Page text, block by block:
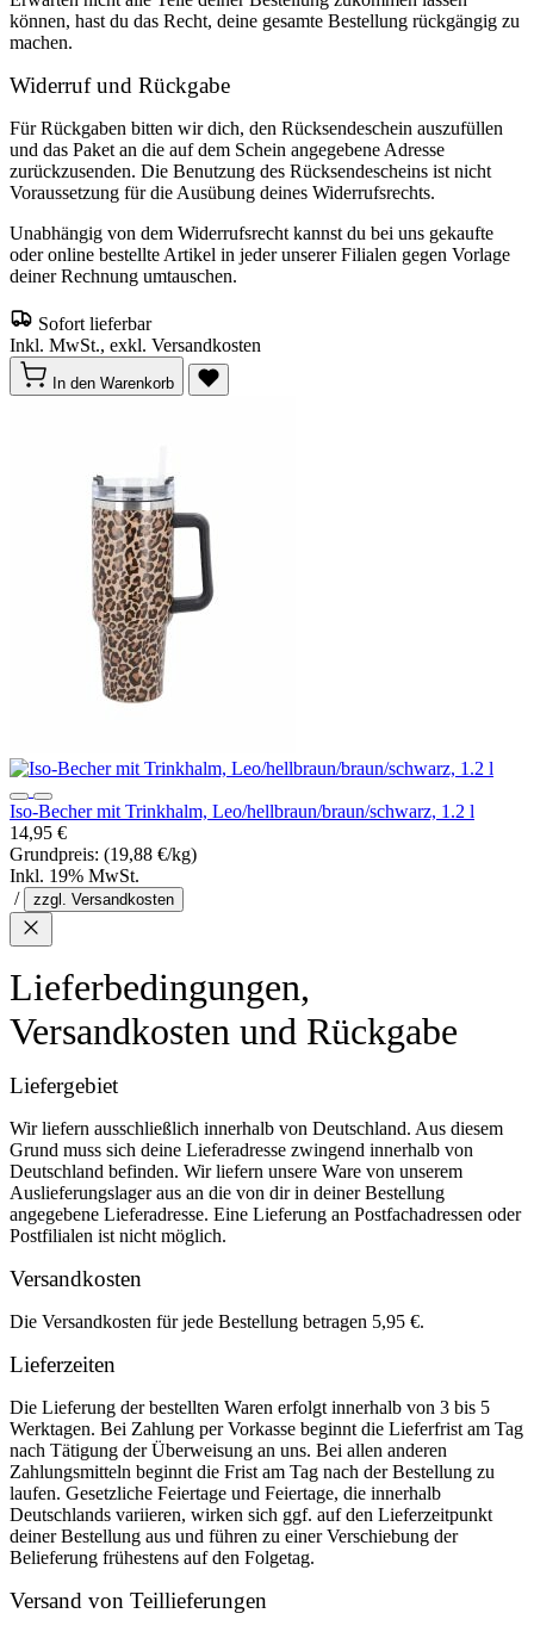
können, hast du das Recht, deine gesamte Bestellung rückgängig zu
machen.
Widerruf und Rückgabe
Für Rückgaben bitten wir dich, den Rücksendeschein auszufüllen
und das Paket an die auf dem Schein angegebene Adresse
zurückzusenden. Die Benutzung des Rücksendescheins ist nicht
Voraussetzung für die Ausübung deines Widerrufsrechts.
Unabhängig von dem Widerrufsrecht kannst du bei uns gekaufte
oder online bestellte Artikel in jeder unserer Filialen gegen Vorlage
deiner Rechnung umtauschen.
Sofort lieferbar
Inkl. MwSt., exkl. Versandkosten
In den Warenkorb
Iso-Becher mit Trinkhalm, Leo/hellbraun/braun/schwarz, 1.2 l
14,95 €
Grundpreis: (19,88 €/kg)
Inkl. 19% MwSt.
/
zzgl. Versandkosten
Lieferbedingungen,
Versandkosten und Rückgabe
Liefergebiet
Wir liefern ausschließlich innerhalb von Deutschland. Aus diesem
Grund muss sich deine Lieferadresse zwingend innerhalb von
Deutschland befinden. Wir liefern unsere Ware von unserem
Auslieferungslager aus an die von dir in deiner Bestellung
angegebene Lieferadresse. Eine Lieferung an Postfachadressen oder
Postfilialen ist nicht möglich.
Versandkosten
Die Versandkosten für jede Bestellung betragen 5,95 €.
Lieferzeiten
Die Lieferung der bestellten Waren erfolgt innerhalb von 3 bis 5
Werktagen. Bei Zahlung per Vorkasse beginnt die Lieferfrist am Tag
nach Tätigung der Überweisung an uns. Bei allen anderen
Zahlungsmitteln beginnt die Frist am Tag nach der Bestellung zu
laufen. Gesetzliche Feiertage und Feiertage, die innerhalb
Deutschlands variieren, wirken sich ggf. auf den Lieferzeitpunkt
deiner Bestellung aus und führen zu einer Verschiebung der
Belieferung frühestens auf den Folgetag.
Versand von Teillieferungen